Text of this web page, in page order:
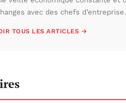
avec des chefs d’entreprise.
TOUS LES ARTICLES →